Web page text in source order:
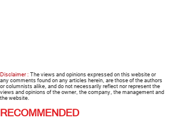
Disclaimer : The views and opinions expressed on this website or
any comments found on any articles herein, are those of the authors
or columnists alike, and do not necessarily reflect nor represent the
views and opinions of the owner, the company, the management and
the website.
RECOMMENDED